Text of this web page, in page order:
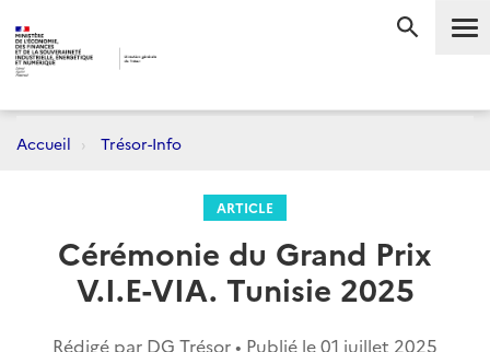
Accueil Trésor-Info
ARTICLE
Cérémonie du Grand Prix
V.I.E-VIA. Tunisie 2025
Rédigé par DG Trésor • Publié le01 juillet 2025